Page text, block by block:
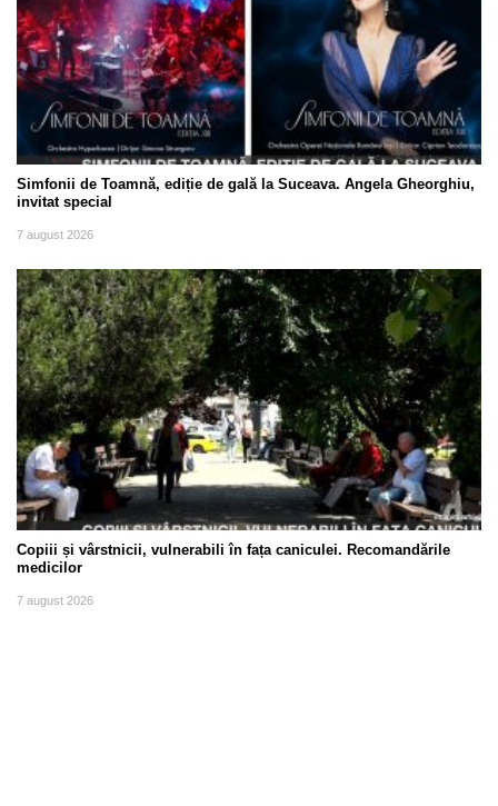
Simfonii de Toamnă, ediție de gală la Suceava. Angela Gheorghiu,
invitat special
7 august 2026
Copiii și vârstnicii, vulnerabili în fața caniculei. Recomandările
medicilor
7 august 2026